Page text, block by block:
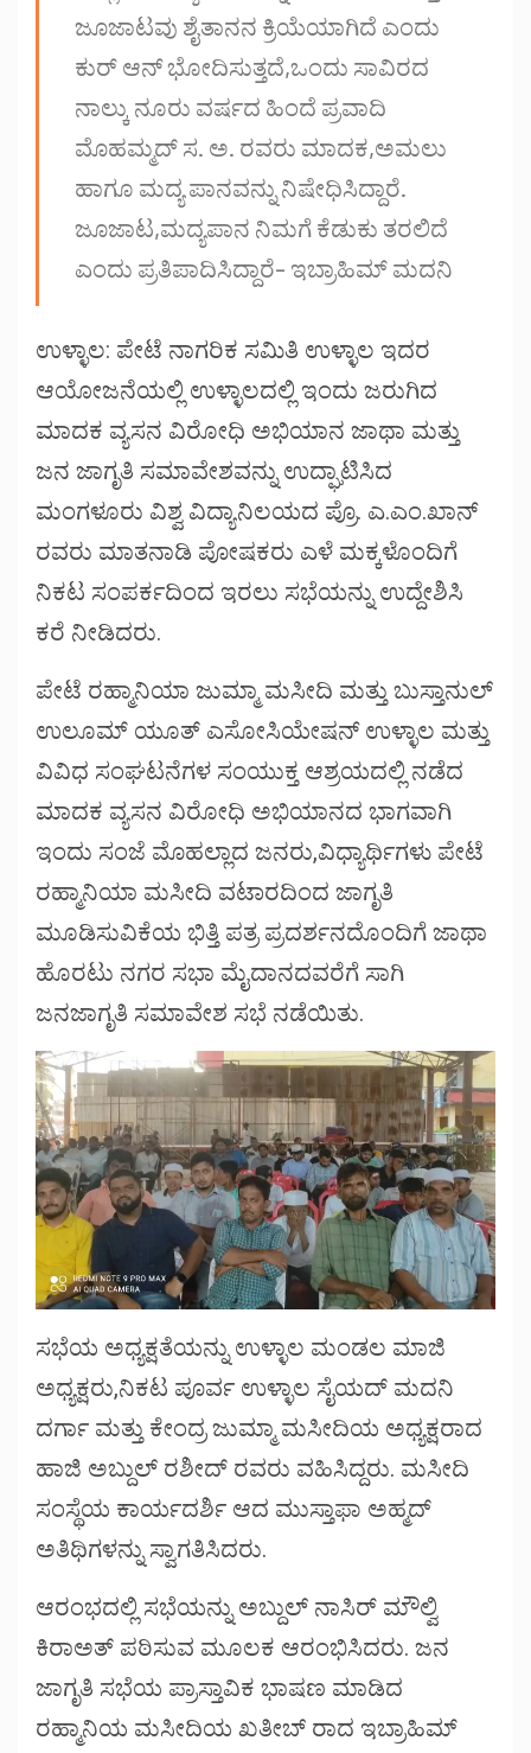
ಜೂಜಾಟವು ಶೈತಾನನ ಕ್ರಿಯೆಯಾಗಿದೆ ಎಂದು
ಕುರ್ ಆನ್ ಭೋದಿಸುತ್ತದೆ,ಒಂದು ಸಾವಿರದ
ನಾಲ್ಕು ನೂರು ವರ್ಷದ ಹಿಂದೆ ಪ್ರವಾದಿ
ಮೊಹಮ್ಮದ್ ಸ. ಅ. ರವರು ಮಾದಕ,ಅಮಲು
ಹಾಗೂ ಮದ್ಯ ಪಾನವನ್ನು ನಿಷೇಧಿಸಿದ್ದಾರೆ.
ಜೂಜಾಟ,ಮದ್ಯಪಾನ ನಿಮಗೆ ಕೆಡುಕು ತರಲಿದೆ
ಎಂದು ಪ್ರತಿಪಾದಿಸಿದ್ದಾರೆ- ಇಬ್ರಾಹಿಮ್ ಮದನಿ
ಉಳ್ಳಾಲ: ಪೇಟೆ ನಾಗರಿಕ ಸಮಿತಿ ಉಳ್ಳಾಲ ಇದರ
ಆಯೋಜನೆಯಲ್ಲಿ ಉಳ್ಳಾಲದಲ್ಲಿ ಇಂದು ಜರುಗಿದ
ಮಾದಕ ವ್ಯಸನ ವಿರೋಧಿ ಅಭಿಯಾನ ಜಾಥಾ ಮತ್ತು
ಜನ ಜಾಗೃತಿ ಸಮಾವೇಶವನ್ನು ಉದ್ಘಾಟಿಸಿದ
ಮಂಗಳೂರು ವಿಶ್ವ ವಿದ್ಯಾನಿಲಯದ ಪ್ರೊ. ಎ.ಎಂ.ಖಾನ್
ರವರು ಮಾತನಾಡಿ ಪೋಷಕರು ಎಳೆ ಮಕ್ಕಳೊಂದಿಗೆ
ನಿಕಟ ಸಂಪರ್ಕದಿಂದ ಇರಲು ಸಭೆಯನ್ನು ಉದ್ದೇಶಿಸಿ
ಕರೆ ನೀಡಿದರು.
ಪೇಟೆ ರಹ್ಮಾನಿಯಾ ಜುಮ್ಮಾ ಮಸೀದಿ ಮತ್ತು ಬುಸ್ತಾನುಲ್
ಉಲೂಮ್ ಯೂತ್ ಎಸೋಸಿಯೇಷನ್ ಉಳ್ಳಾಲ ಮತ್ತು
ವಿವಿಧ ಸಂಘಟನೆಗಳ ಸಂಯುಕ್ತ ಆಶ್ರಯದಲ್ಲಿ ನಡೆದ
ಮಾದಕ ವ್ಯಸನ ವಿರೋಧಿ ಅಭಿಯಾನದ ಭಾಗವಾಗಿ
ಇಂದು ಸಂಜೆ ಮೊಹಲ್ಲಾದ ಜನರು,ವಿಧ್ಯಾರ್ಥಿಗಳು ಪೇಟೆ
ರಹ್ಮಾನಿಯಾ ಮಸೀದಿ ವಟಾರದಿಂದ ಜಾಗೃತಿ
ಮೂಡಿಸುವಿಕೆಯ ಭಿತ್ತಿ ಪತ್ರ ಪ್ರದರ್ಶನದೊಂದಿಗೆ ಜಾಥಾ
ಹೊರಟು ನಗರ ಸಭಾ ಮೈದಾನದವರೆಗೆ ಸಾಗಿ
ಜನಜಾಗೃತಿ ಸಮಾವೇಶ ಸಭೆ ನಡೆಯಿತು.
ಸಭೆಯ ಅಧ್ಯಕ್ಷತೆಯನ್ನು ಉಳ್ಳಾಲ ಮಂಡಲ ಮಾಜಿ
ಅಧ್ಯಕ್ಷರು,ನಿಕಟ ಪೂರ್ವ ಉಳ್ಳಾಲ ಸೈಯದ್ ಮದನಿ
ದರ್ಗಾ ಮತ್ತು ಕೇಂದ್ರ ಜುಮ್ಮಾ ಮಸೀದಿಯ ಅಧ್ಯಕ್ಷರಾದ
ಹಾಜಿ ಅಬ್ದುಲ್ ರಶೀದ್ ರವರು ವಹಿಸಿದ್ದರು. ಮಸೀದಿ
ಸಂಸ್ಥೆಯ ಕಾರ್ಯದರ್ಶಿ ಆದ ಮುಸ್ತಾಫಾ ಅಹ್ಮದ್
ಅತಿಥಿಗಳನ್ನು ಸ್ವಾಗತಿಸಿದರು.
ಆರಂಭದಲ್ಲಿ ಸಭೆಯನ್ನು ಅಬ್ದುಲ್ ನಾಸಿರ್ ಮೌಲ್ವಿ
ಕಿರಾಅತ್ ಪಠಿಸುವ ಮೂಲಕ ಆರಂಭಿಸಿದರು. ಜನ
ಜಾಗೃತಿ ಸಭೆಯ ಪ್ರಾಸ್ತಾವಿಕ ಭಾಷಣ ಮಾಡಿದ
ರಹ್ಮಾನಿಯ ಮಸೀದಿಯ ಖತೀಬ್ ರಾದ ಇಬ್ರಾಹಿಮ್